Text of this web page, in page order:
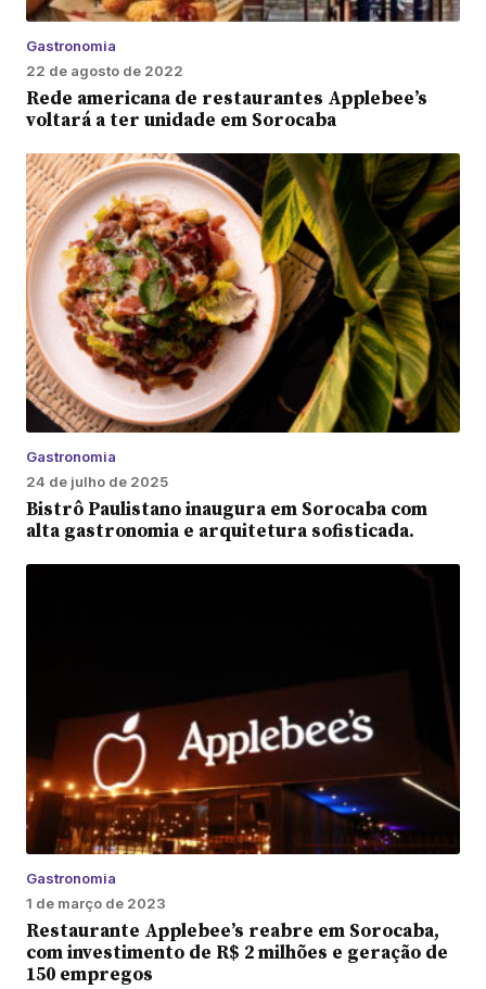
Gastronomia
22 de agosto de 2022
Rede americana de restaurantes Applebee’s
voltará a ter unidade em Sorocaba
Gastronomia
24 de julho de 2025
Bistrô Paulistano inaugura em Sorocaba com
alta gastronomia e arquitetura sofisticada.
Gastronomia
1 de março de 2023
Restaurante Applebee’s reabre em Sorocaba,
com investimento de R$ 2 milhões e geração de
150 empregos